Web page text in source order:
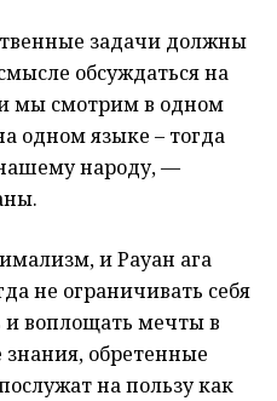
задачи должны
обсуждаться на
мы смотрим в одном
одном языке – тогда
народу, —
и Рауан ага
не ограничивать себя
воплощать мечты в
знания, обретенные
на пользу как